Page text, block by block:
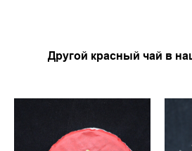
Другой красный чай в